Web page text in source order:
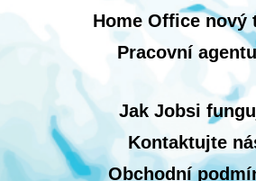
Home Office nový
Pracovní
Jak Jobsi
Kontaktujte
Obchodní